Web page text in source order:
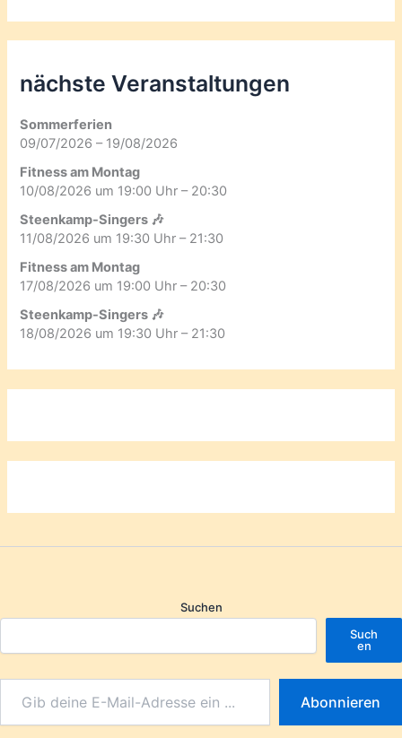
nächste Veranstaltungen
Sommerferien
09/07/2026 – 19/08/2026
Fitness am Montag
10/08/2026 um 19:00 Uhr – 20:30
Steenkamp-Singers 🎶
11/08/2026 um 19:30 Uhr – 21:30
Fitness am Montag
17/08/2026 um 19:00 Uhr – 20:30
Steenkamp-Singers 🎶
18/08/2026 um 19:30 Uhr – 21:30
Suchen
Such
en
Abonnieren